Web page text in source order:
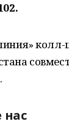
нас